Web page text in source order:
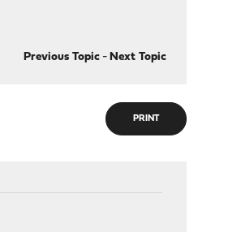
Previous Topic- Next Topic
PRINT